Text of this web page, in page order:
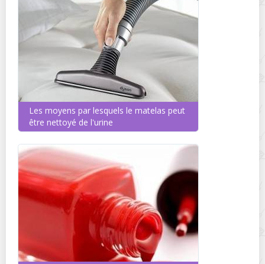
Les moyens par lesquels le matelas peut
être nettoyé de l'urine